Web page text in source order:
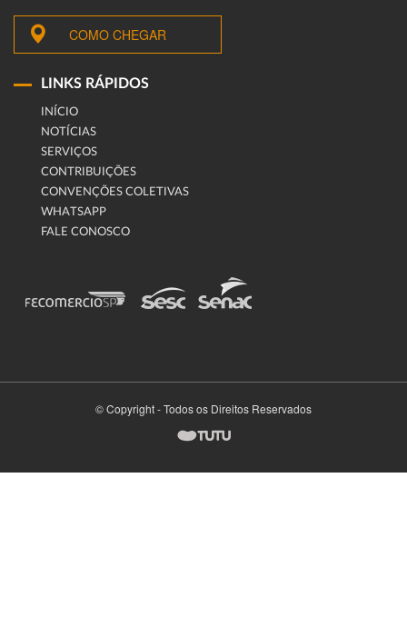
COMO CHEGAR
LINKS RÁPIDOS
INÍCIO
NOTÍCIAS
SERVIÇOS
CONTRIBUIÇÕES
CONVENÇÕES COLETIVAS
WHATSAPP
FALE CONOSCO
© Copyright - Todos os Direitos Reservados